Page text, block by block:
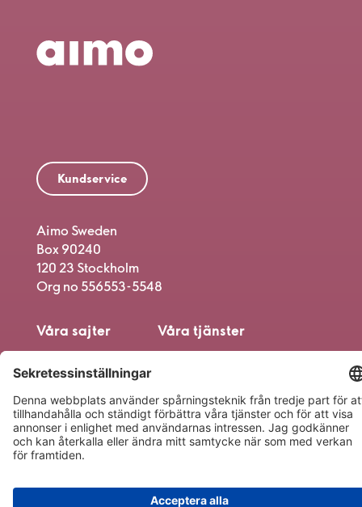
Kundservice
Aimo Sweden
Box 90240
120 23 Stockholm
Org no 556553-5548
Våra sajter
Aimo App
Våra tjänster
Elbilsladding
Mobilitetshubbar